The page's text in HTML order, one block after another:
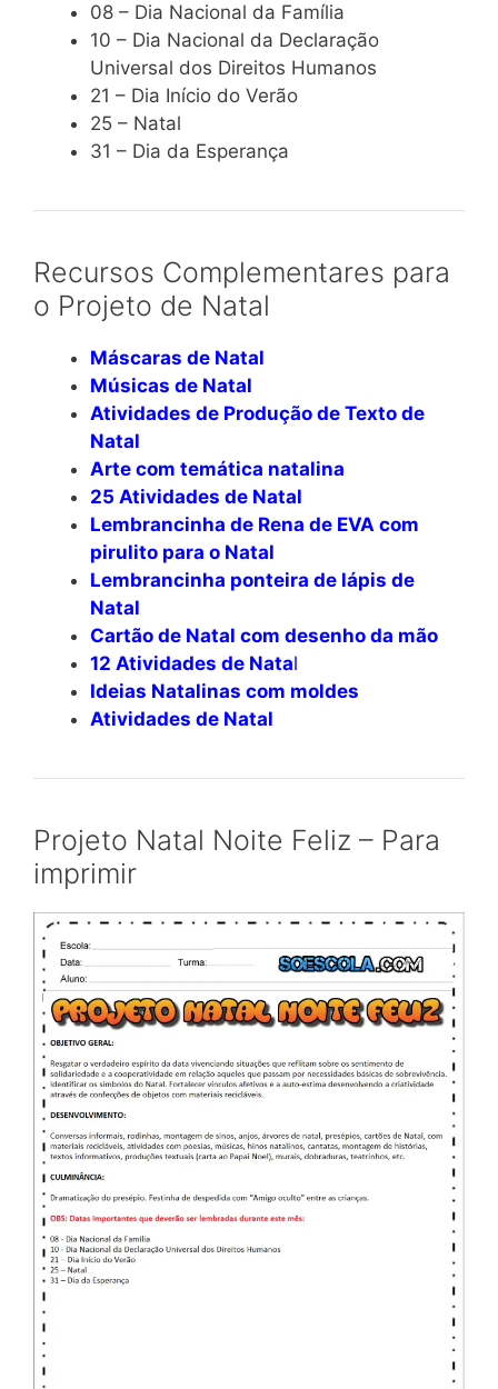
08 – Dia Nacional da Família
10 – Dia Nacional da Declaração
Universal dos Direitos Humanos
21 – Dia Início do Verão
25 – Natal
31 – Dia da Esperança
Recursos Complementares para
o Projeto de Natal
Máscaras de Natal
Músicas de Natal
Atividades de Produção de Texto de
Natal
Arte com temática natalina
25 Atividades de Natal
Lembrancinha de Rena de EVA com
pirulito para o Natal
Lembrancinha ponteira de lápis de
Natal
Cartão de Natal com desenho da mão
12 Atividades de Natal
Ideias Natalinas com moldes
Atividades de Natal
Projeto Natal Noite Feliz – Para
imprimir